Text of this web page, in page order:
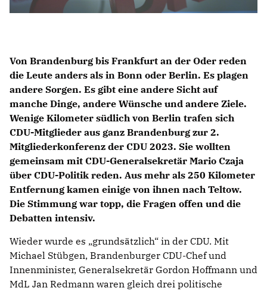
WICHTIGE BESCHLÜSSE DER CDU BRANDENBURG
SPENDEN
Mitglied werden
Von Brandenburg bis Frankfurt an der Oder reden
die Leute anders als in Bonn oder Berlin. Es plagen
andere Sorgen. Es gibt eine andere Sicht auf
manche Dinge, andere Wünsche und andere Ziele.
Wenige Kilometer südlich von Berlin trafen sich
CDU-Mitglieder aus ganz Brandenburg zur 2.
Mitgliederkonferenz der CDU 2023. Sie wollten
gemeinsam mit CDU-Generalsekretär Mario Czaja
über CDU-Politik reden. Aus mehr als 250 Kilometer
Entfernung kamen einige von ihnen nach Teltow.
Die Stimmung war topp, die Fragen offen und die
Debatten intensiv.
Wieder wurde es „grundsätzlich“ in der CDU. Mit
Michael Stübgen, Brandenburger CDU-Chef und
Innenminister, Generalsekretär Gordon Hoffmann und
MdL Jan Redmann waren gleich drei politische